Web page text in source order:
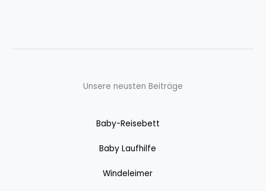
Unsere neusten Beiträge
Baby-Reisebett
Baby Laufhilfe
Windeleimer